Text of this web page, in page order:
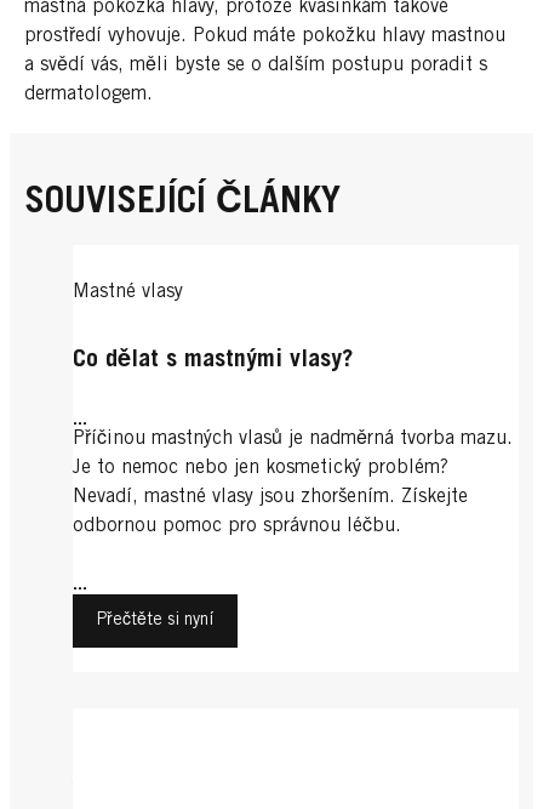
mastná pokožka hlavy, protože kvasinkám takové
prostředí vyhovuje. Pokud máte pokožku hlavy mastnou
a svědí vás, měli byste se o dalším postupu poradit s
dermatologem.
SOUVISEJÍCÍ ČLÁNKY
Mastné vlasy
Co dělat s mastnými vlasy?
...
Příčinou mastných vlasů je nadměrná tvorba mazu.
Je to nemoc nebo jen kosmetický problém?
Nevadí, mastné vlasy jsou zhoršením. Získejte
odbornou pomoc pro správnou léčbu.
...
Přečtěte si nyní